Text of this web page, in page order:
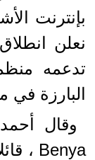
بإنترنت
نعلن
البارزة في
وقال